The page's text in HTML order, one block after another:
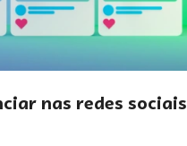
nas redes sociais